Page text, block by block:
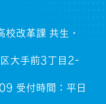
校改革課 共生・
大手前3丁目2-
受付時間：平日